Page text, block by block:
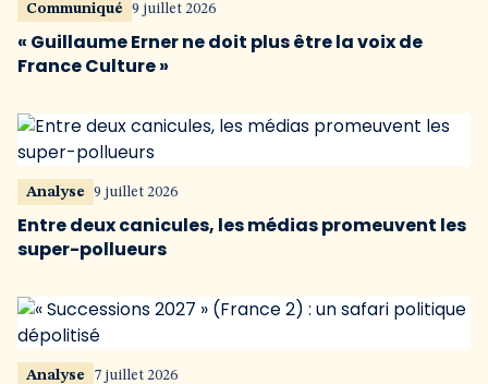
Communiqué 9 juillet 2026
« Guillaume Erner ne doit plus être la voix de
France Culture »
Analyse 9 juillet 2026
Entre deux canicules, les médias promeuvent les
super-pollueurs
Analyse 7 juillet 2026